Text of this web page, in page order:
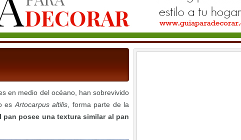
en medio del océano, han sobrevivido
es Artocarpus altilis , forma parte de la
pan posee una textura similar al pan